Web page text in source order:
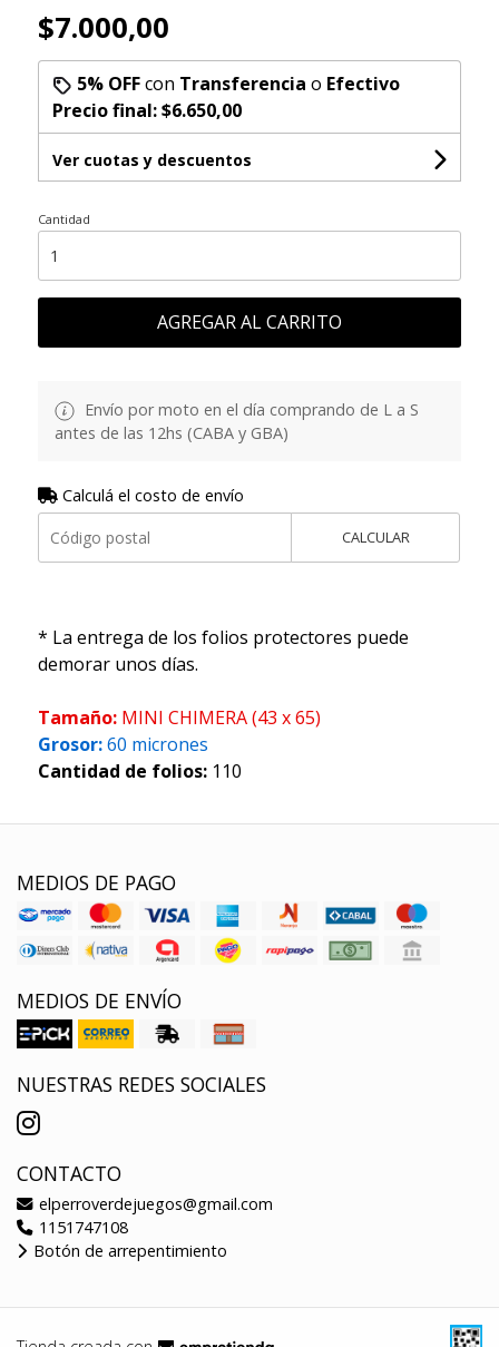
$7.000,00
5% OFFcon Transferencia o Efectivo
Precio final:$6.650,00
Ver cuotas y descuentos
Cantidad
AGREGAR AL CARRITO
Envío por moto en el día comprando de L a S
antes de las 12hs (CABA y GBA)
Calculá el costo de envío
CALCULAR
* La entrega de los folios protectores puede
demorar unos días.
Tamaño: MINI CHIMERA (43 x 65)
Grosor:60 micrones
Cantidad de folios:110
MEDIOS DE PAGO
MEDIOS DE ENVÍO
NUESTRAS REDES SOCIALES
CONTACTO
elperroverdejuegos@gmail.com
1151747108
Botón de arrepentimiento